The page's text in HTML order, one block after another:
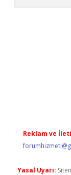
Reklam ve
Yasal Uyarı: